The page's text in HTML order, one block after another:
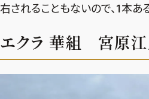
右されることもないので、1本あ
エクラ 華組 宮原江